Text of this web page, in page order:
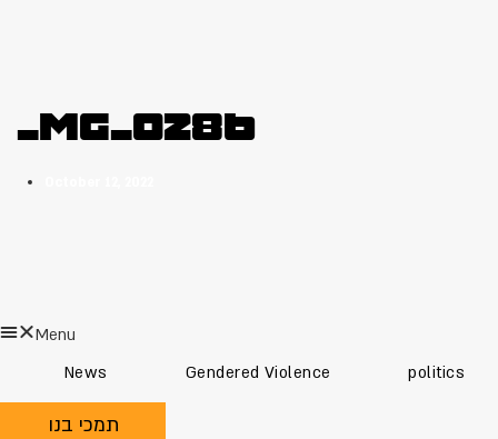
_MG_0286
Menu
News
Gendered Violence politics
תמכי בנו